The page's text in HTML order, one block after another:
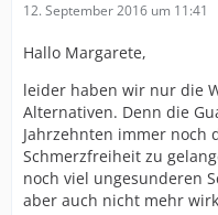
12. September 2016 um 11:41
Hallo Margarete,
leider haben wir nur die
Alternativen. Denn die
Jahrzehnten immer noch
Schmerzfreiheit zu
noch viel ungesunderen
aber auch nicht mehr